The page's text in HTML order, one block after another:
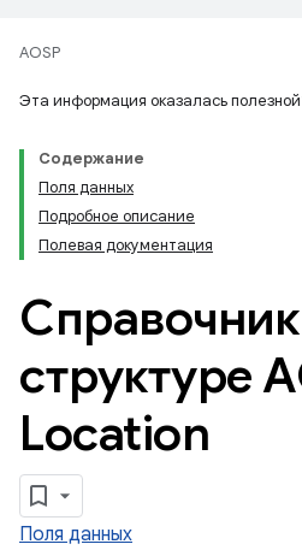
AOSP
Эта информация оказалась
Содержание
Поля данных
Подробное описание
Полевая документация
структуре
Location
Поля данных